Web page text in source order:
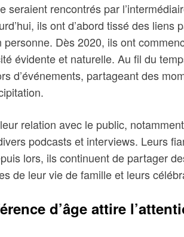
seraient rencontrés par
ils ont d’abord tissé des
Dès 2020, ils ont
évidente et naturelle. Au fil du
d’événements, partageant des
relation avec le public,
podcasts et interviews. Leurs
lors, ils continuent de partager
de leur vie de famille et leurs
d’âge attire